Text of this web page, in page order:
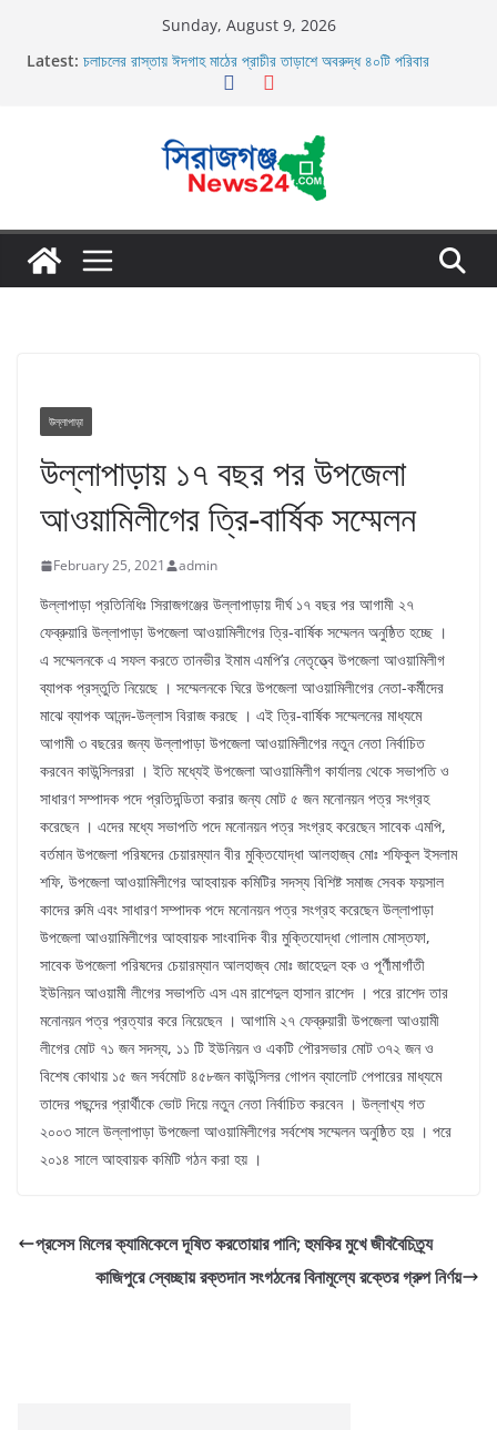
Sunday, August 9, 2026
Latest: চলাচলের রাস্তায় ঈদগাহ মাঠের প্রাচীর তাড়াশে অবরুদ্ধ ৪০টি পরিবার
র‌্যাব-১২ এর অভিযানে বেলকুচি থানা এলাকা হতে অনলাইন জুয়া চক্রের ০৩ জন
তাড়াশে বাসের চাপায় পথচারী নিহত
উল্লাপাড়ায় নিষিদ্ধ দুয়ারী জালের অবাধে ব্যবহার বন্ধ না হলে মাছের প্রজনন
উল্লাপাড়া
উল্লাপাড়ায় ১৭ বছর পর উপজেলা
আওয়ামিলীগের ত্রি-বার্ষিক সম্মেলন
February 25, 2021 admin
উল্লাপাড়া প্রতিনিধিঃ সিরাজগঞ্জের উল্লাপাড়ায় দীর্ঘ ১৭ বছর পর আগামী ২৭
ফেব্রুয়ারি উল্লাপাড়া উপজেলা আওয়ামিলীগের ত্রি-বার্ষিক সম্মেলন অনুষ্ঠিত হচ্ছে ।
এ সম্মেলনকে এ সফল করতে তানভীর ইমাম এমপি’র নেতৃত্ত্বে উপজেলা আওয়ামিলীগ
ব্যাপক প্রস্তুতি নিয়েছে । সম্মেলনকে ঘিরে উপজেলা আওয়ামিলীগের নেতা-কর্মীদের
মাঝে ব্যাপক আনন্দ-উল্লাস বিরাজ করছে । এই ত্রি-বার্ষিক সম্মেলনের মাধ্যমে
আগামী ৩ বছরের জন্য উল্লাপাড়া উপজেলা আওয়ামিলীগের নতুন নেতা নির্বাচিত
করবেন কাউন্সিলররা । ইতি মধ্যেই উপজেলা আওয়ামিলীগ কার্যালয় থেকে সভাপতি ও
সাধারণ সম্পাদক পদে প্রতিদন্ডিতা করার জন্য মোট ৫ জন মনোনয়ন পত্র সংগ্রহ
করেছেন । এদের মধ্যে সভাপতি পদে মনোনয়ন পত্র সংগ্রহ করেছেন সাবেক এমপি,
বর্তমান উপজেলা পরিষদের চেয়ারম্যান বীর মুক্তিযোদ্ধা আলহাজ্ব মোঃ শফিকুল ইসলাম
শফি, উপজেলা আওয়ামিলীগের আহবায়ক কমিটির সদস্য বিশিষ্ট সমাজ সেবক ফয়সাল
কাদের রুমি এবং সাধারণ সম্পাদক পদে মনোনয়ন পত্র সংগ্রহ করেছেন উল্লাপাড়া
উপজেলা আওয়ামিলীগের আহবায়ক সাংবাদিক বীর মুক্তিযোদ্ধা গোলাম মোস্তফা,
সাবেক উপজেলা পরিষদের চেয়ারম্যান আলহাজ্ব মোঃ জাহেদুল হক ও পূর্ণীমাগাঁতী
ইউনিয়ন আওয়ামী লীগের সভাপতি এস এম রাশেদুল হাসান রাশেদ । পরে রাশেদ তার
মনোনয়ন পত্র প্রত্যার করে নিয়েছেন । আগামি ২৭ ফেব্রুয়ারী উপজেলা আওয়ামী
লীগের মোট ৭১ জন সদস্য, ১১ টি ইউনিয়ন ও একটি পৌরসভার মোট ৩৭২ জন ও
বিশেষ কোথায় ১৫ জন সর্বমোট ৪৫৮জন কাউন্সিলর গোপন ব্যালোট পেপারের মাধ্যমে
তাদের পছন্দের প্রার্থীকে ভোট দিয়ে নতুন নেতা নির্বাচিত করবেন । উল্লাখ্য গত
২০০৩ সালে উল্লাপাড়া উপজেলা আওয়ামিলীগের সর্বশেষ সম্মেলন অনুষ্ঠিত হয় । পরে
২০১৪ সালে আহবায়ক কমিটি গঠন করা হয় ।
প্রসেস মিলের ক্যামিকেলে দূষিত করতোয়ার পানি; হুমকির মুখে জীববৈচিত্র্য
কাজিপুরে স্বেচ্ছায় রক্তদান সংগঠনের বিনামূল্যে রক্তের গ্রুপ নির্ণয়